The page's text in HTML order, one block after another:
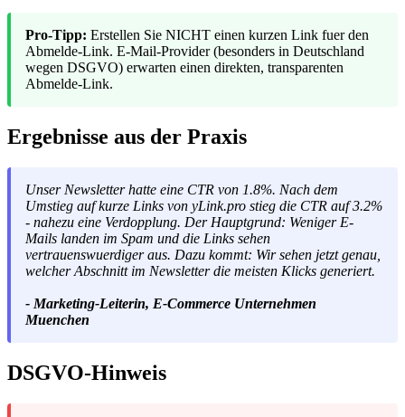
Pro-Tipp: Erstellen Sie NICHT einen kurzen Link fuer den
Abmelde-Link. E-Mail-Provider (besonders in Deutschland
wegen DSGVO) erwarten einen direkten, transparenten
Abmelde-Link.
Ergebnisse aus der Praxis
Unser Newsletter hatte eine CTR von 1.8%. Nach dem
Umstieg auf kurze Links von yLink.pro stieg die CTR auf 3.2%
- nahezu eine Verdopplung. Der Hauptgrund: Weniger E-
Mails landen im Spam und die Links sehen
vertrauenswuerdiger aus. Dazu kommt: Wir sehen jetzt genau,
welcher Abschnitt im Newsletter die meisten Klicks generiert.
- Marketing-Leiterin, E-Commerce Unternehmen
Muenchen
DSGVO-Hinweis